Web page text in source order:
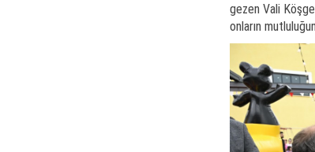
gezen Vali
onların